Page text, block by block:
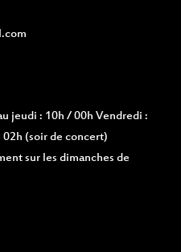
jeudi : 10h / 00h Vendredi :
(soir de concert)
sur les dimanches de